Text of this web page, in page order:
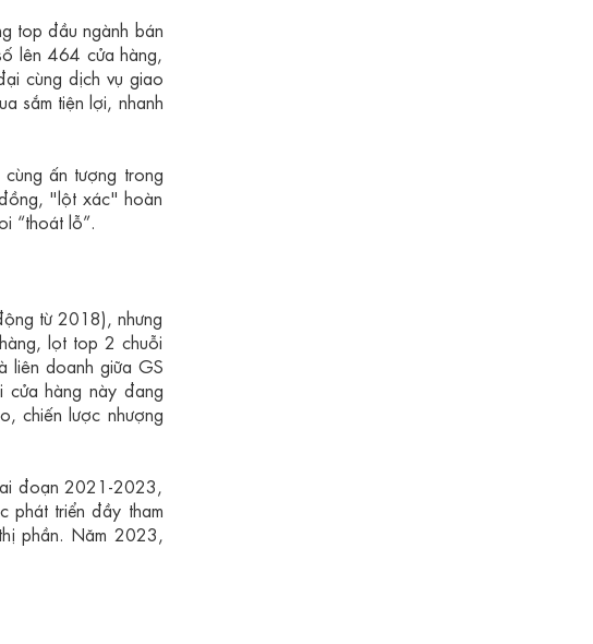
top đầu ngành bán
lên 464 cửa hàng,
cùng dịch vụ giao
sắm tiện lợi, nhanh
ấn tượng trong
"lột xác" hoàn
“thoát lỗ”.
từ 2018), nhưng
lọt top 2 chuỗi
liên doanh giữa GS
cửa hàng này đang
chiến lược nhượng
đoạn 2021-2023,
triển đầy tham
phần. Năm 2023,